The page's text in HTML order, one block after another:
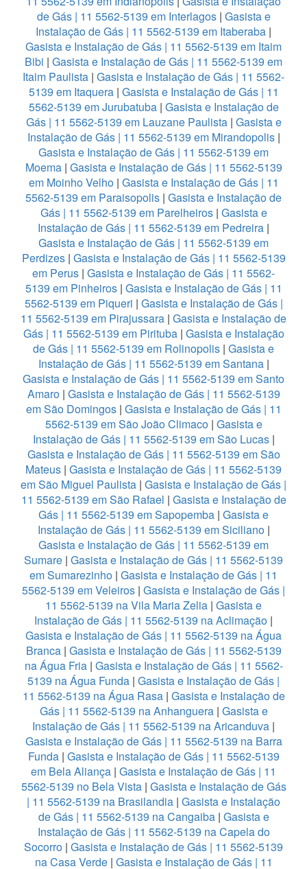
de Gás | 11 5562-5139 em Interlagos| Gasista e
Instalação de Gás | 11 5562-5139 em Itaberaba |
Gasista e Instalação de Gás | 11 5562-5139 em Itaim
Bibi | Gasista e Instalação de Gás | 11 5562-5139 em
Itaim Paulista | Gasista e Instalação de Gás | 11 5562-
5139 em Itaquera| Gasista e Instalação de Gás | 11
5562-5139 em Jurubatuba| Gasista e Instalação de
Gás | 11 5562-5139 em Lauzane Paulista | Gasista e
Instalação de Gás | 11 5562-5139 em Mirandopolis|
Gasista e Instalação de Gás | 11 5562-5139 em
Moema| Gasista e Instalação de Gás | 11 5562-5139
em Moinho Velho | Gasista e Instalação de Gás | 11
5562-5139 em Paraisopolis | Gasista e Instalação de
Gás | 11 5562-5139 em Parelheiros| Gasista e
Instalação de Gás | 11 5562-5139 em Pedreira |
Gasista e Instalação de Gás | 11 5562-5139 em
Perdizes| Gasista e Instalação de Gás | 11 5562-5139
em Perus | Gasista e Instalação de Gás | 11 5562-
5139 em Pinheiros| Gasista e Instalação de Gás | 11
5562-5139 em Piqueri | Gasista e Instalação de Gás |
11 5562-5139 em Pirajussara | Gasista e Instalação de
Gás | 11 5562-5139 em Pirituba| Gasista e Instalação
de Gás | 11 5562-5139 em Rolinopolis | Gasista e
Instalação de Gás | 11 5562-5139 em Santana|
Gasista e Instalação de Gás | 11 5562-5139 em Santo
Amaro| Gasista e Instalação de Gás | 11 5562-5139
em São Domingos| Gasista e Instalação de Gás | 11
5562-5139 em São João Climaco| Gasista e
Instalação de Gás | 11 5562-5139 em São Lucas|
Gasista e Instalação de Gás | 11 5562-5139 em São
Mateus | Gasista e Instalação de Gás | 11 5562-5139
em São Miguel Paulista | Gasista e Instalação de Gás |
11 5562-5139 em São Rafael | Gasista e Instalação de
Gás | 11 5562-5139 em Sapopemba | Gasista e
Instalação de Gás | 11 5562-5139 em Siciliano|
Gasista e Instalação de Gás | 11 5562-5139 em
Sumare | Gasista e Instalação de Gás | 11 5562-5139
em Sumarezinho | Gasista e Instalação de Gás | 11
5562-5139 em Veleiros | Gasista e Instalação de Gás |
11 5562-5139 na Vila Maria Zelia | Gasista e
Instalação de Gás | 11 5562-5139 na Aclimação |
Gasista e Instalação de Gás | 11 5562-5139 na Água
Branca| Gasista e Instalação de Gás | 11 5562-5139
na Água Fria| Gasista e Instalação de Gás | 11 5562-
5139 na Água Funda | Gasista e Instalação de Gás |
11 5562-5139 na Água Rasa | Gasista e Instalação de
Gás | 11 5562-5139 na Anhanguera| Gasista e
Instalação de Gás | 11 5562-5139 na Aricanduva |
Gasista e Instalação de Gás | 11 5562-5139 na Barra
Funda | Gasista e Instalação de Gás | 11 5562-5139
em Bela Aliança | Gasista e Instalação de Gás | 11
5562-5139 no Bela Vista| Gasista e Instalação de Gás
| 11 5562-5139 na Brasilandia | Gasista e Instalação
de Gás | 11 5562-5139 na Cangaiba| Gasista e
Instalação de Gás | 11 5562-5139 na Capela do
Socorro | Gasista e Instalação de Gás | 11 5562-5139
na Casa Verde| Gasista e Instalação de Gás | 11